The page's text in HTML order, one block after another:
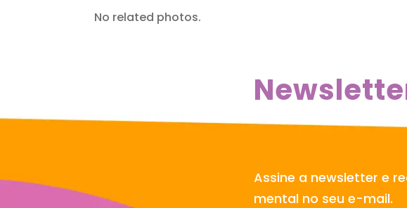
No related photos.
Assine a newsletter e
mental no seu e-mail.